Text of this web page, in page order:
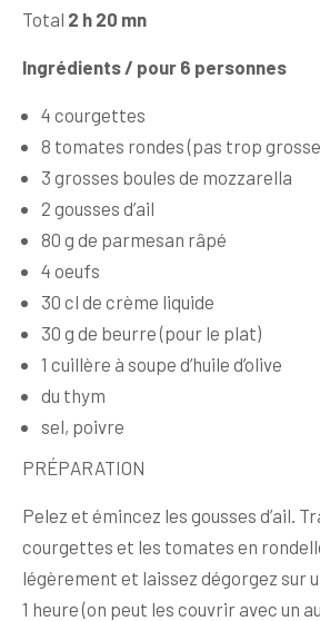
Total 2 h 20 mn
Ingrédients / pour 6 personnes
4 courgettes
8 tomates rondes (pas trop
3 grosses boules de mozzarella
2 gousses d’ail
80 g de parmesan râpé
4 oeufs
30 cl de crème liquide
30 g de beurre (pour le plat)
1 cuillère à soupe d’huile d’olive
du thym
sel, poivre
PRÉPARATION
Pelez et émincez les gousses d’ail.
courgettes et les tomates en
légèrement et laissez dégorgez sur
1 heure (on peut les couvrir avec un